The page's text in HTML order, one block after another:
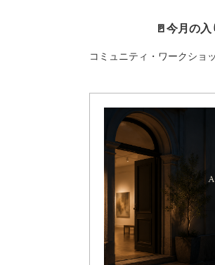
🚪今月の入
コミュニティ・ワークショ